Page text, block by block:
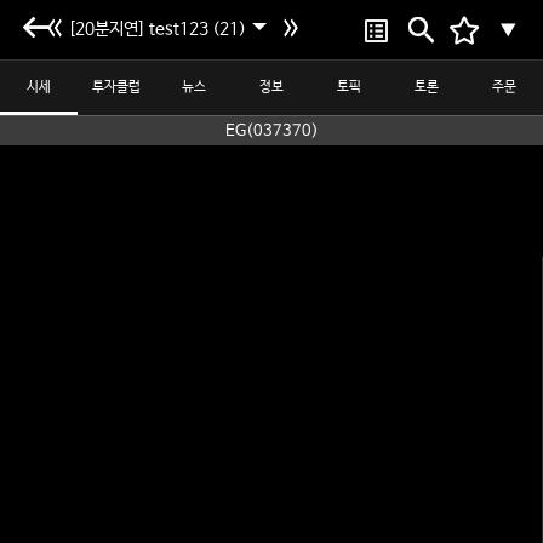
[20분지연] test123 (21) ▼
시세 투자클럽 뉴스 정보 토픽 토론 주문
EG(037370)